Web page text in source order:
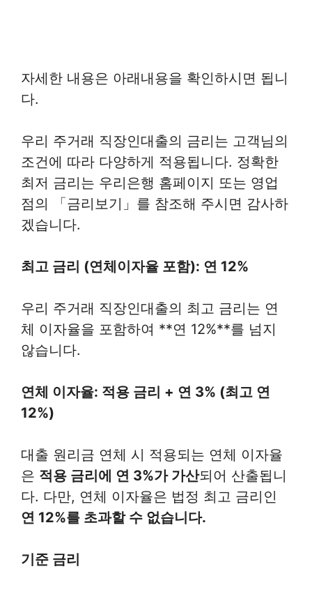
자세한 내용은 아래내용을 확인하시면 됩니
다.
우리 주거래 직장인대출의 금리는 고객님의
조건에 따라 다양하게 적용됩니다. 정확한
최저 금리는 우리은행 홈페이지 또는 영업
점의 「금리보기」를 참조해 주시면 감사하
겠습니다.
최고 금리 (연체이자율 포함): 연 12%
우리 주거래 직장인대출의 최고 금리는 연
체 이자율을 포함하여 **연 12%**를 넘지
않습니다.
연체 이자율: 적용 금리 + 연 3% (최고 연
12%)
대출 원리금 연체 시 적용되는 연체 이자율
은 적용 금리에 연 3%가 가산되어 산출됩니
다. 다만, 연체 이자율은 법정 최고 금리인
연 12%를 초과할 수 없습니다.
기준 금리